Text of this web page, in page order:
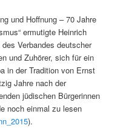
und Hoffnung – 70 Jahre
ermutigte Heinrich
Verbandes deutscher
und Zuhörer, sich für ein
in der Tradition von Ernst
Jahre nach der
jüdischen Bürgerinnen
noch einmal zu lesen
).